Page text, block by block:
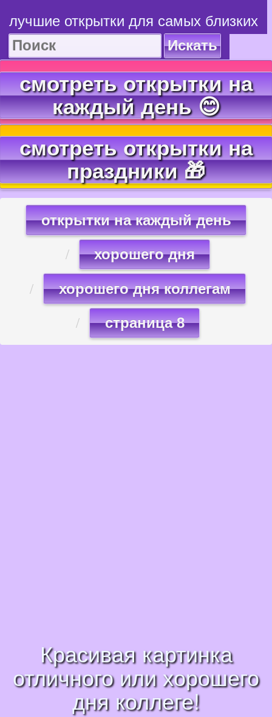
лучшие открытки для самых близких
Искать
смотреть открытки на
каждый день 😊
смотреть открытки на
праздники 🎁
открытки на каждый день
хорошего дня
хорошего дня коллегам
страница 8
Красивая картинка
отличного или хорошего
дня коллеге!